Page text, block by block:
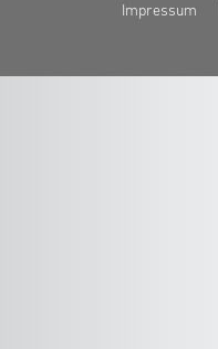
Impressum